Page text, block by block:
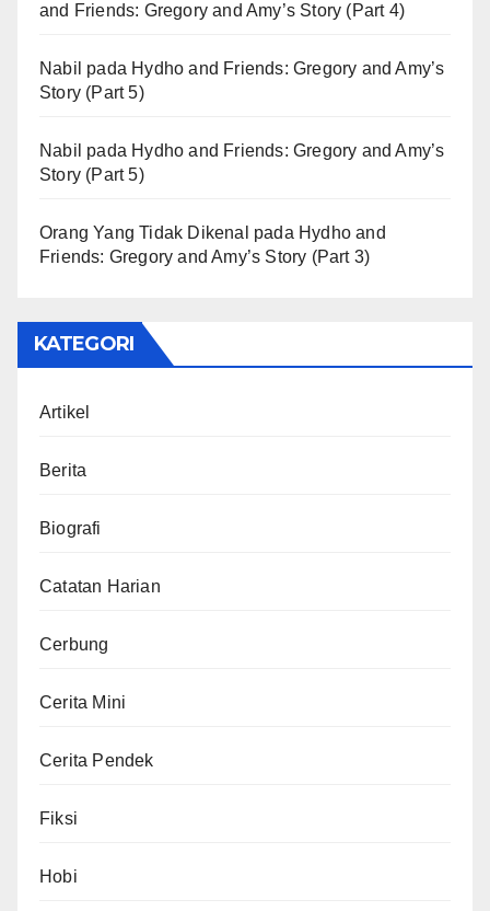
and Friends: Gregory and Amy’s Story (Part 4)
Nabil pada Hydho and Friends: Gregory and Amy’s
Story (Part 5)
Nabil pada Hydho and Friends: Gregory and Amy’s
Story (Part 5)
Orang Yang Tidak Dikenal pada Hydho and
Friends: Gregory and Amy’s Story (Part 3)
KATEGORI
Artikel
Berita
Biografi
Catatan Harian
Cerbung
Cerita Mini
Cerita Pendek
Fiksi
Hobi